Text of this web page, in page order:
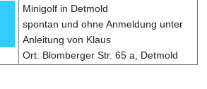
Minigolf in Detmold
spontan und ohne Anmeldung unter
Anleitung von Klaus
Ort: Blomberger Str. 65 a, Detmold